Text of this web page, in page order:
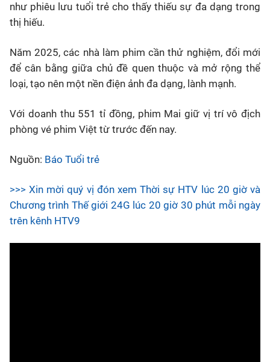
như phiêu lưu tuổi trẻ cho thấy thiếu sự đa dạng trong
thị hiếu.
Năm 2025, các nhà làm phim cần thử nghiệm, đổi mới
để cân bằng giữa chủ đề quen thuộc và mở rộng thể
loại, tạo nên một nền điện ảnh đa dạng, lành mạnh.
Với doanh thu 551 tỉ đồng, phim Mai giữ vị trí vô địch
phòng vé phim Việt từ trước đến nay.
Nguồn: Báo Tuổi trẻ
>>> Xin mời quý vị đón xem Thời sự HTV lúc 20 giờ và
Chương trình Thế giới 24G lúc 20 giờ 30 phút mỗi ngày
trên kênh HTV9